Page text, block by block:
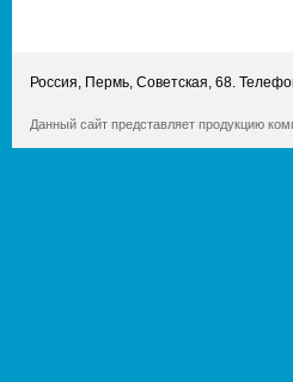
Россия, Пермь, Советская, 68.
Данный сайт представляет продукцию